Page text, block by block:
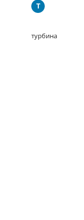
Т
турбина